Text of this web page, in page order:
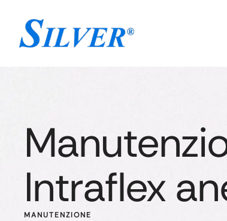
Intraflex
MANUTENZIONE